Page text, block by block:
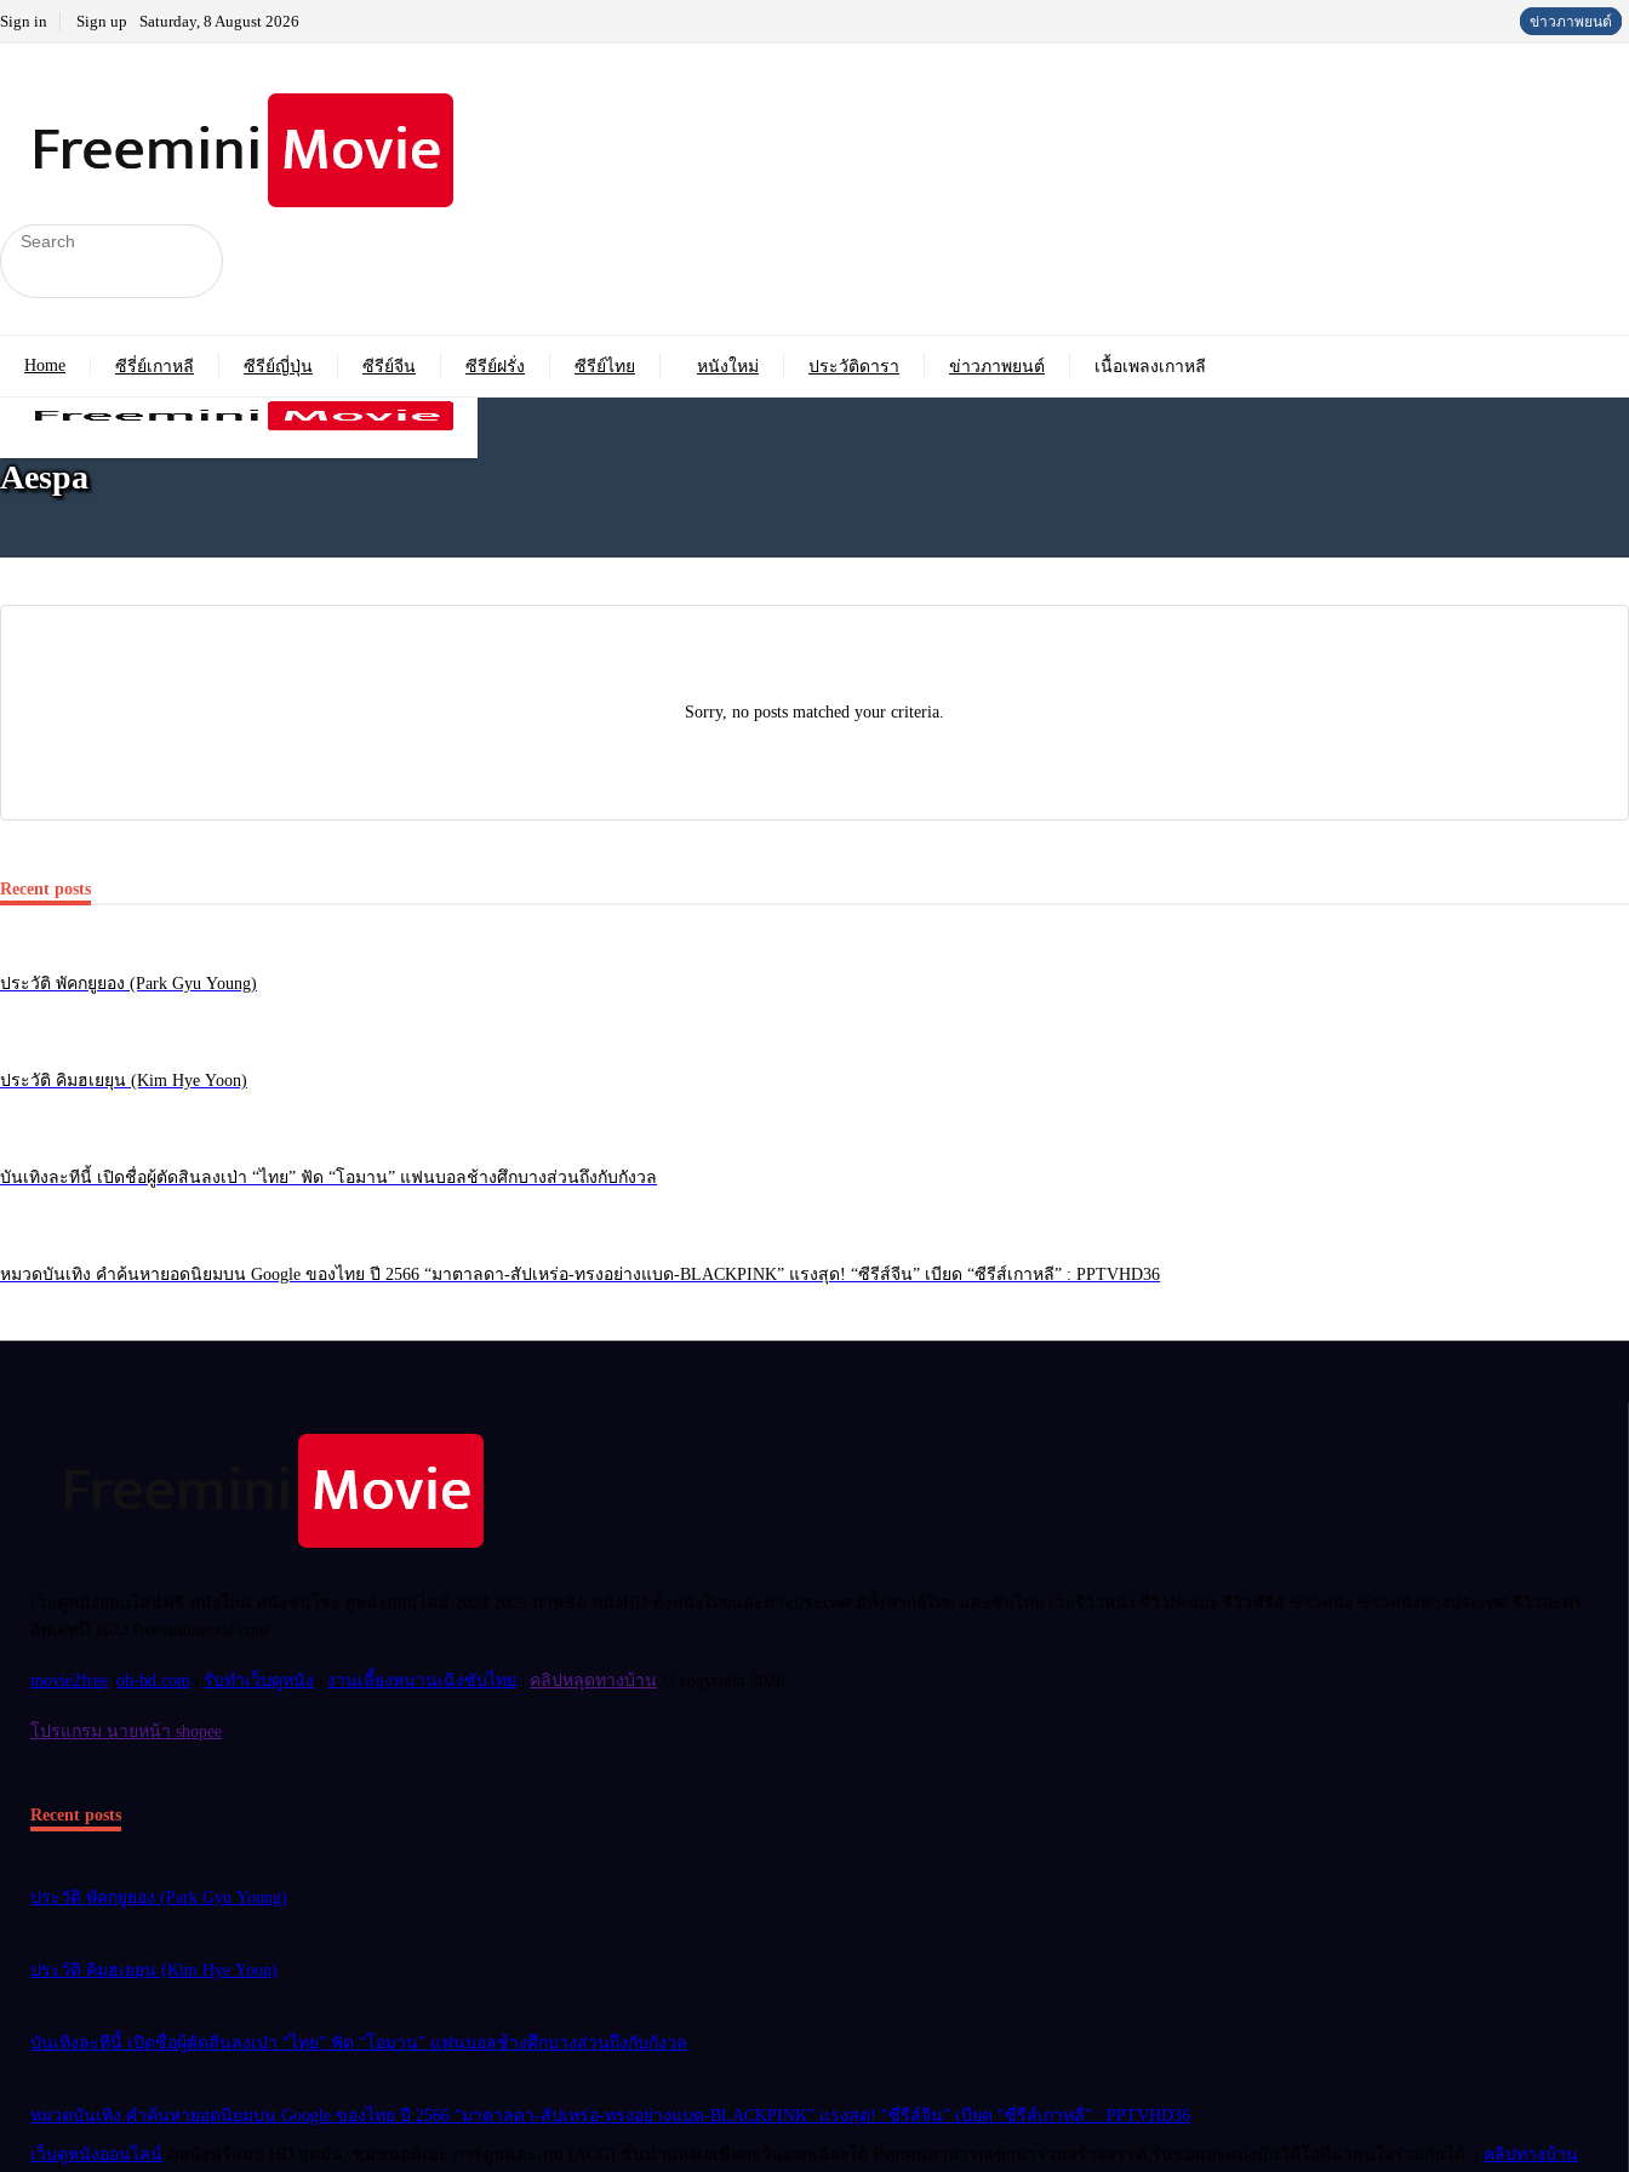
Sign in Sign up Saturday, 8 August 2026
Home ซีรี่ย์เกาหลี ซีรีย์ญี่ปุ่น ซีรีย์จีน ซีรีย์ฝรั่ง ซีรีย์ไทย หนังใหม่ ประวัติดารา ข่าวภาพยนต์ เนื้อเพลงเกาหลี
Aespa
Sorry, no posts matched your criteria.
Recent posts
ประวัติดารา
ประวัติ พัคกยูยอง (Park Gyu Young)
ประวัติดารา
ประวัติ คิมฮเยยุน (Kim Hye Yoon)
ข่าวภาพยนต์
บันเทิงละทีนี้ เปิดชื่อผู้ตัดสินลงเป่า “ไทย” ฟัด “โอมาน” แฟนบอลช้างศึกบางส่วนถึงกับกังวล
ข่าวภาพยนต์
หมวดบันเทิง คำค้นหายอดนิยมบน Google ของไทย ปี 2566 “มาตาลดา-สัปเหร่อ-ทรงอย่างแบด-BLACKPINK” แรงสุด! “ซีรีส์จีน” เบียด “ซีรีส์เกาหลี” : PPTVHD36
movie2free oh-hd.com รับทำเว็บดูหนัง งานเลี้ยงหนานเฉิงซับไทย คลิปหลุดทางบ้าน
โปรแกรม นายหน้า shopee
Recent posts
ประวัติ พัคกยูยอง (Park Gyu Young)
ประวัติ คิมฮเยยุน (Kim Hye Yoon)
บันเทิงละทีนี้ เปิดชื่อผู้ตัดสินลงเป่า “ไทย” ฟัด “โอมาน” แฟนบอลช้างศึกบางส่วนถึงกับกังวล
หมวดบันเทิง คำค้นหายอดนิยมบน Google ของไทย ปี 2566 “มาตาลดา-สัปเหร่อ-ทรงอย่างแบด-BLACKPINK” แรงสุด! “ซีรีส์จีน” เบียด “ซีรีส์เกาหลี” : PPTVHD36
เว็บดูหนังออนไลน์ คลิปทางบ้าน